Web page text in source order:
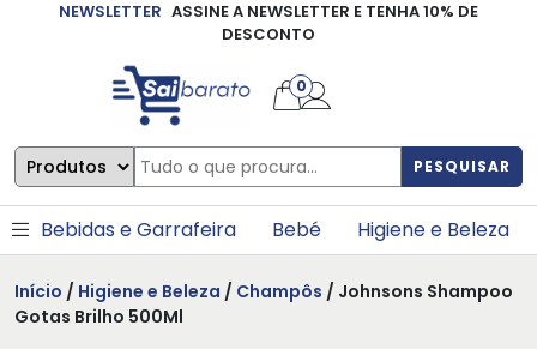
NEWSLETTER ASSINE A NEWSLETTER E TENHA 10% DE
DESCONTO
PESQUISAR
0
Bebidas e Garrafeira Bebé Higiene e Beleza
Início / Higiene e Beleza / Champôs / Johnsons Shampoo
Gotas Brilho 500Ml